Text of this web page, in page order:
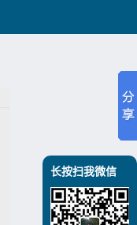
长按扫我微信